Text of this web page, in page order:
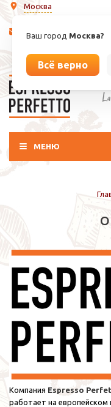
Москва
Ваш город Москва?
Всё верно
МЕНЮ
О
Компания Espresso
работает на